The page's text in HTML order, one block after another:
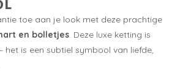
toe aan je look met deze prachtige
en bolletjes. Deze luxe ketting is
het is een subtiel symbool van liefde,